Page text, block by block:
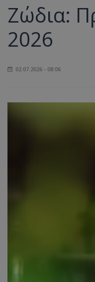
Ζώδια:
2026
02.07.2026 - 08:06